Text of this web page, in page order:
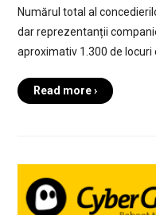
Numărul total al
dar reprezentanții
aproximativ 1.300 de locuri
Read more ›